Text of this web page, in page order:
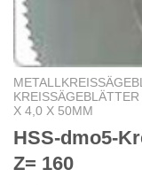
KREISSÄGEBLÄTTER
X 4,0 X 50MM
HSS-dmo5-
Z= 160